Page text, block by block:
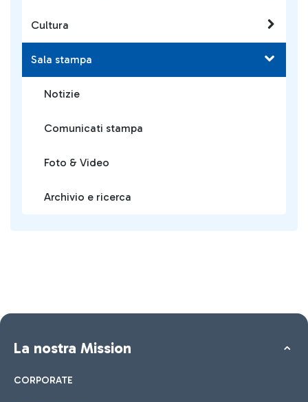
Cultura
Sala stampa
Notizie
Comunicati stampa
Foto & Video
Archivio e ricerca
La nostra Mission
CORPORATE